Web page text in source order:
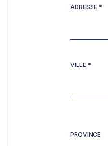
ADRESSE *
VILLE *
PROVINCE